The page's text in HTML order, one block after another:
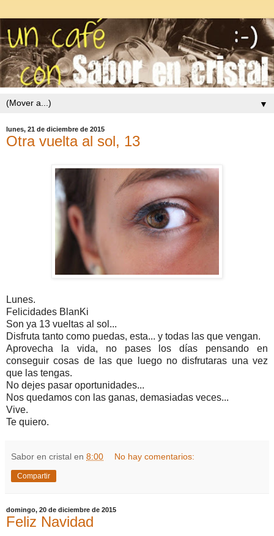
▼
lunes, 21 de diciembre de 2015
Otra vuelta al sol, 13
Lunes.
Felicidades BlanKi
Son ya 13 vueltas al sol...
Disfruta tanto como puedas, esta... y todas las que vengan.
Aprovecha la vida, no pases los días pensando en
conseguir cosas de las que luego no disfrutaras una vez
que las tengas.
No dejes pasar oportunidades...
Nos quedamos con las ganas, demasiadas veces...
Vive.
Te quiero.
Sabor en cristal en 8:00 No hay comentarios:
Compartir
domingo, 20 de diciembre de 2015
Feliz Navidad